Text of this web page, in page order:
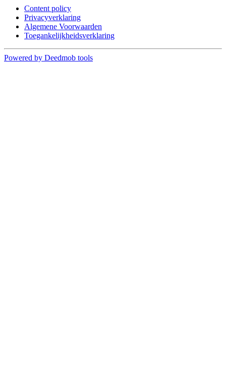
Content policy
Privacyverklaring
Algemene Voorwaarden
Toegankelijkheidsverklaring
Powered by Deedmob tools